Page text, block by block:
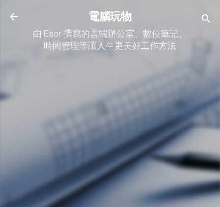
跳到主要內容
電腦玩物
由 Esor 撰寫的雲端辦公室、數位筆記、
時間管理等讓人生更美好工作方法